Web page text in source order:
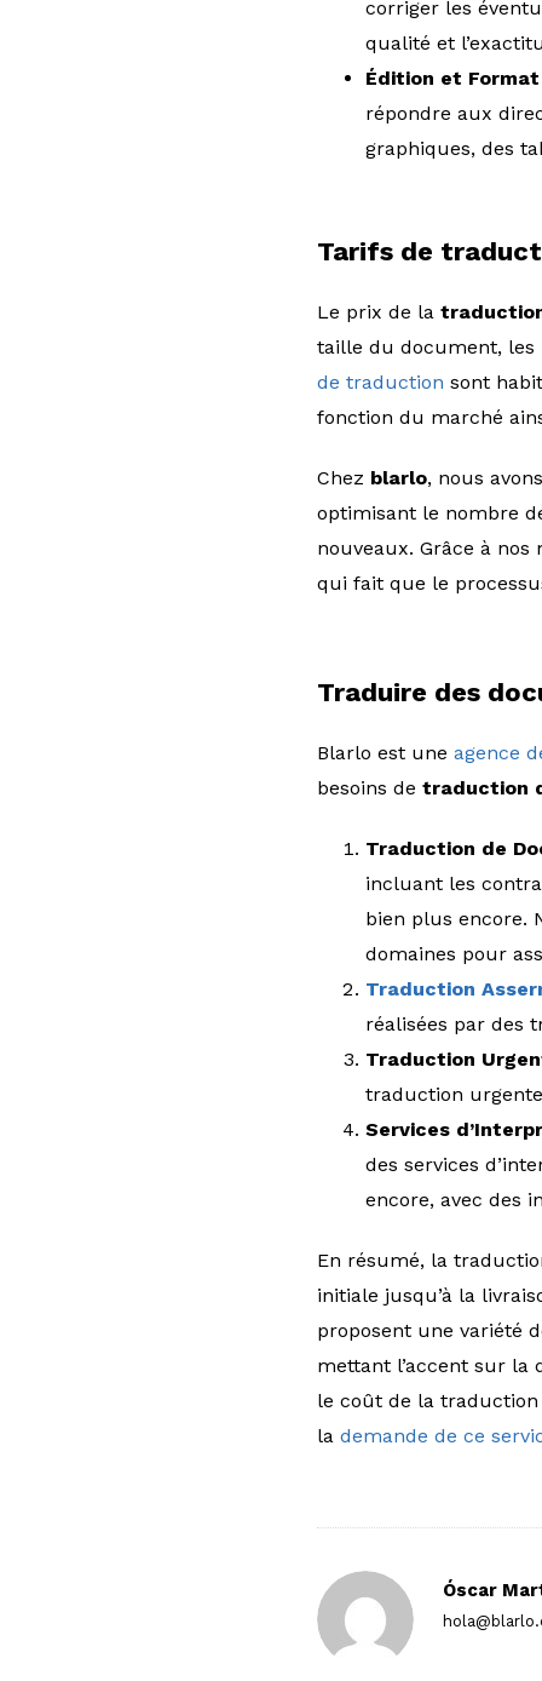
corriger les
qualité et
Édition et Format
répondre aux
graphiques, des
Tarifs de
Le prix de la
taille du document, les
de traduction sont
fonction du marché
Chez blarlo, nous
optimisant le nombre
nouveaux. Grâce à
qui fait que le
Traduire des
Blarlo est une agence
besoins de traduction
Traduction de
incluant les
bien plus encore.
domaines pour
Traduction
réalisées par des
Traduction
traduction
Services
des services
encore, avec des
En résumé, la
initiale jusqu’à la
proposent une variété
mettant l’accent sur la
le coût de la
la demande de ce
Óscar